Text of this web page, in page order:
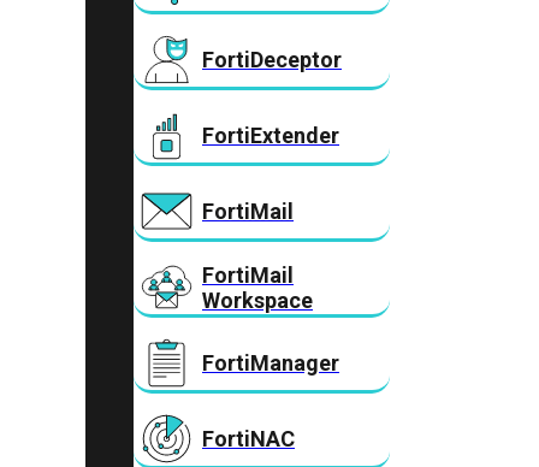
FortiDeceptor
FortiExtender
FortiMail
FortiMail
Workspace
FortiManager
FortiNAC